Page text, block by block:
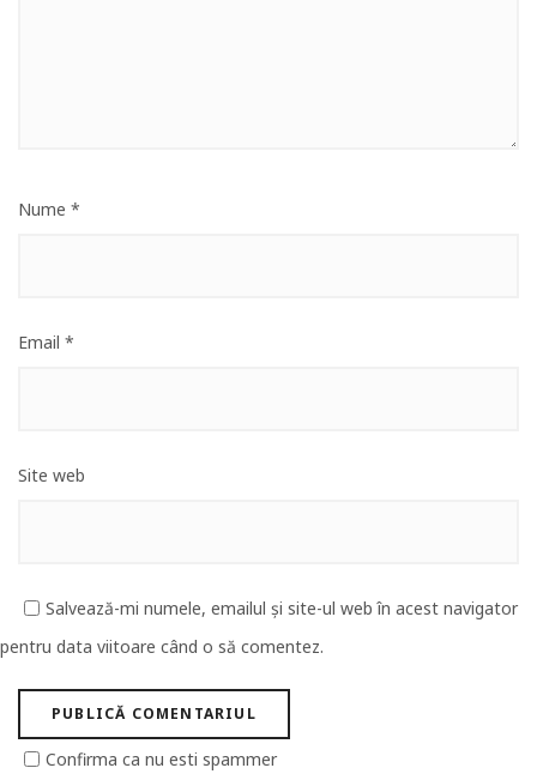
Nume *
Email *
Site web
Salvează-mi numele, emailul și site-ul web în acest navigator
pentru data viitoare când o să comentez.
Confirma ca nu esti spammer